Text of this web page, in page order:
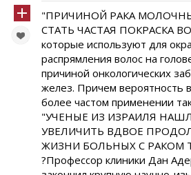
"ПРИЧИНОЙ РАКА
СТАТЬ ЧАСТАЯ ПОКРАСКА
которые используют для
распрямления волос на
причиной онкологических
желез. Причем вероятность
более частом применении
"УЧЕНЫЕ ИЗ ИЗРАИЛЯ
УВЕЛИЧИТЬ ВДВОЕ
ЖИЗНИ БОЛЬНЫХ С РАКОМ
?Профессор клиники Дан